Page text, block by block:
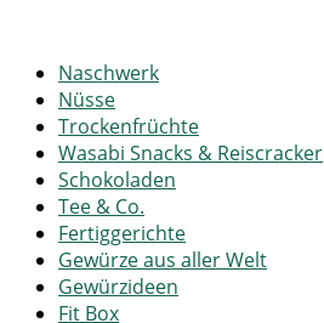
Naschwerk
Nüsse
Trockenfrüchte
Wasabi Snacks & Reiscracker
Schokoladen
Tee & Co.
Fertiggerichte
Gewürze aus aller Welt
Gewürzideen
Fit Box